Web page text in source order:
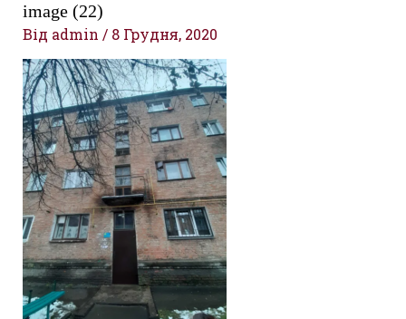
image (22)
Від admin / 8 Грудня, 2020